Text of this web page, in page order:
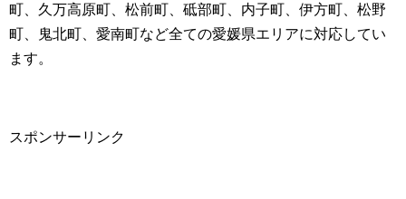
町、久万高原町、松前町、砥部町、内子町、伊方町、松野
町、鬼北町、愛南町など全ての愛媛県エリアに対応してい
ます。
スポンサーリンク